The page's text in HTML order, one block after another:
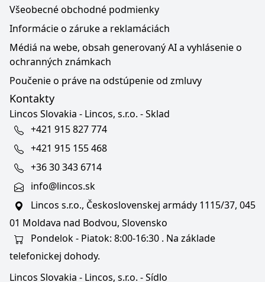
Všeobecné obchodné podmienky
Informácie o záruke a reklamáciách
Médiá na webe, obsah generovaný AI a vyhlásenie o
ochranných známkach
Poučenie o práve na odstúpenie od zmluvy
Kontakty
Lincos Slovakia - Lincos, s.r.o. - Sklad
+421 915 827 774
+421 915 155 468
+36 30 343 6714
info@lincos.sk
Lincos s.r.o., Československej armády 1115/37, 045
01 Moldava nad Bodvou, Slovensko
Pondelok - Piatok: 8:00-16:30 . Na základe
telefonickej dohody.
Lincos Slovakia - Lincos, s.r.o. - Sídlo